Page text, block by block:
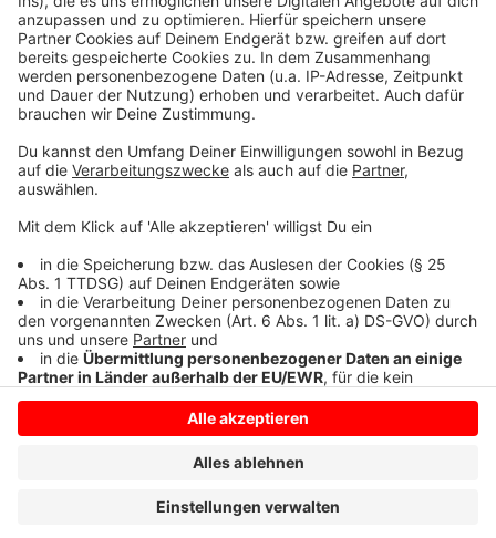
Ein besuch lohnt sich auch wegen der Vielfalt im
Tierpark: Es gibt Tiere aus der Region wie Bienen,
Weißstörche oder heimische Entenvögel. Daneben
gibt es exotische Tiere wie Erdmännchen,
Nordpersische Leoparden, Zebras oder Marabus.
Anzeige
Anzeige